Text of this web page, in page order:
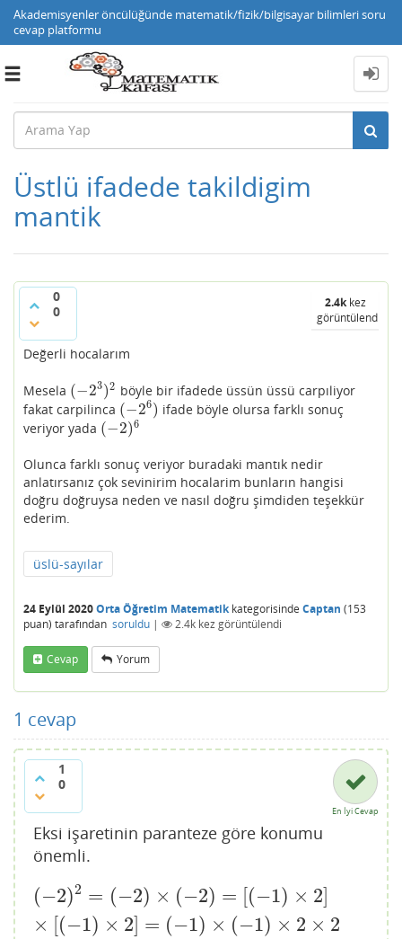
Akademisyenler öncülüğünde matematik/fizik/bilgisayar bilimleri soru
cevap platformu
Toggle
Üstlü ifadede takildigim
mantik
0
0
2.4kkez
görüntülendi
Değerli hocalarım
Mesela (−23)2
(−23)2
böyle bir ifadede üssün üssü carpıliyor
fakat carpilinca (−26)
(−26)
ifade böyle olursa farklı sonuç
veriyor yada (−2)6
(−2)6
Olunca farklı sonuç veriyor buradaki mantık nedir
anlatırsanız çok sevinirim hocalarim bunların hangisi
doğru doğruysa neden ve nasıl doğru şimdiden teşekkür
ederim.
üslü-sayılar
24 Eylül 2020Orta Öğretim Matematikkategorisinde Captan (153
puan) tarafından soruldu | 2.4k kez görüntülendi
Cevap Yorum
1 cevap
1
0
En İyi Cevap
Eksi işaretinin paranteze göre konumu
önemli.
(−2)2 = (−2) × (−2) = (−1) × 2
× [(−1) × 2] = (−1) × (−1) × 2 × 2
(−2)2=( −2) ×(−2)= (− 1)×2]× (−1 ×2]= (− 1) ×(− 4